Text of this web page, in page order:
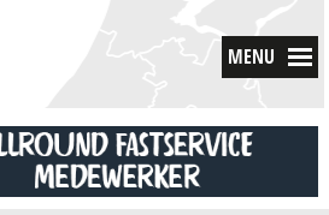
MENU